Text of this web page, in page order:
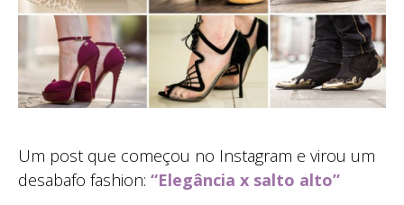
Um post que começou no Instagram e virou um
desabafo fashion: “Elegância x salto alto”